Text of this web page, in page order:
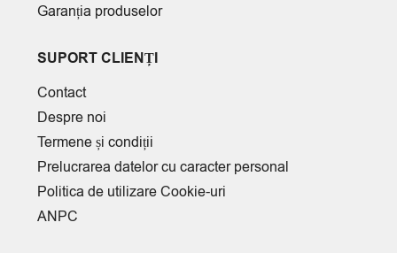
Garanția produselor
SUPORT CLIENȚI
Contact
Despre noi
Termene și condiții
Prelucrarea datelor cu caracter personal
Politica de utilizare Cookie-uri
ANPC